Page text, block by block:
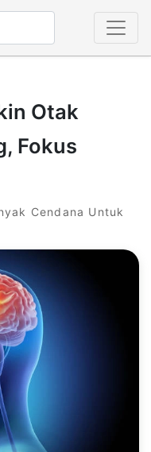
Otak
Fokus
Cendana Untuk